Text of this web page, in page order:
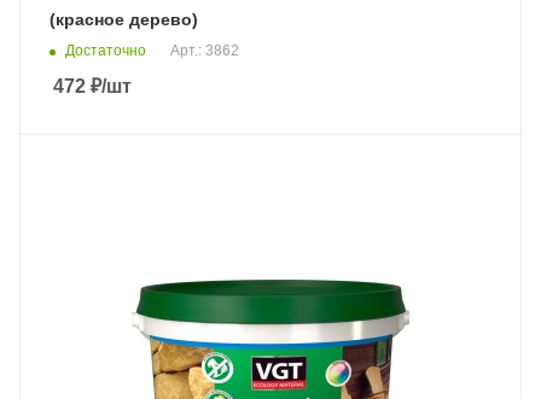
(красное дерево)
Достаточно Арт.: 3862
472 ₽/шт